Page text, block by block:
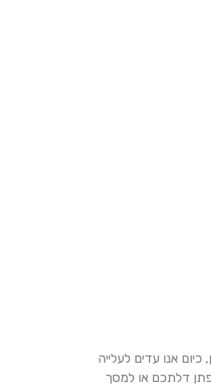
אנו עדים לעלייה
מפתן דלתכם או למסך